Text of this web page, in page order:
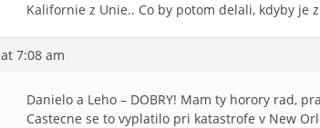
Kalifornie z Unie.. Co by potom delali, kdyby je
7:08 am
Danielo a Leho – DOBRY! Mam ty horory rad,
Castecne se to vyplatilo pri katastrofe v New